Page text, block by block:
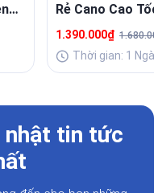
Rẻ Cano Cao
Cáp Treo Hòn
1.390.000₫
Thời gian: 1 Ngày
nhật tin tức